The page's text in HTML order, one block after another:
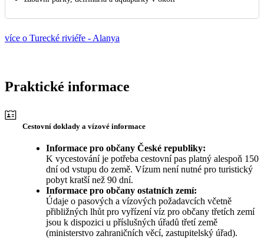
více o Turecké riviéře - Alanya
Praktické informace
Cestovní doklady a vízové informace
Informace pro občany České republiky:
K vycestování je potřeba cestovní pas platný alespoň 150
dní od vstupu do země. Vízum není nutné pro turistický
pobyt kratší než 90 dní.
Informace pro občany ostatních zemí:
Údaje o pasových a vízových požadavcích včetně
přibližných lhůt pro vyřízení víz pro občany třetích zemí
jsou k dispozici u příslušných úřadů třetí země
(ministerstvo zahraničních věcí, zastupitelský úřad).